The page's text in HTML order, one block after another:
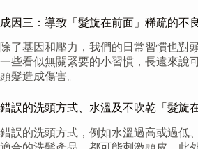
成因三：導致「髮旋在前面」稀疏的不
除了基因和壓力，我們的日常習慣也對
一些看似無關緊要的小習慣，長遠來說
頭髮造成傷害。
錯誤的洗頭方式、水溫及不吹乾「髮旋
錯誤的洗頭方式，例如水溫過高或過低